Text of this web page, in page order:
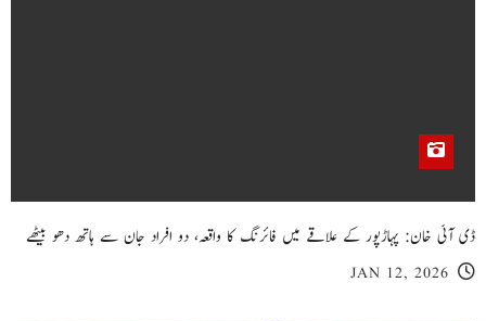
ڈی آئی خان: پہاڑپور کے علاقے میں فائرنگ کا واقعہ، دو افراد جان سے ہاتھ دھو بیٹھے
JAN 12, 2026